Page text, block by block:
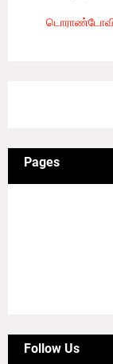
Pages
Follow Us